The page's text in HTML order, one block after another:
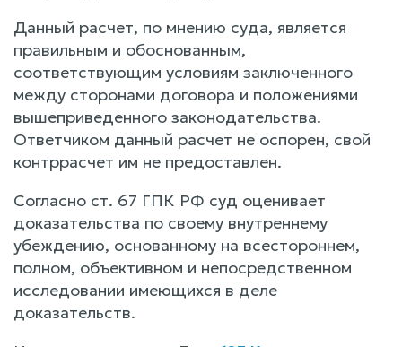
Данный расчет, по мнению суда, является
правильным и обоснованным,
соответствующим условиям заключенного
между сторонами договора и положениями
вышеприведенного законодательства.
Ответчиком данный расчет не оспорен, свой
контррасчет им не предоставлен.
Согласно ст. 67 ГПК РФ суд оценивает
доказательства по своему внутреннему
убеждению, основанному на всестороннем,
полном, объективном и непосредственном
исследовании имеющихся в деле
доказательств.